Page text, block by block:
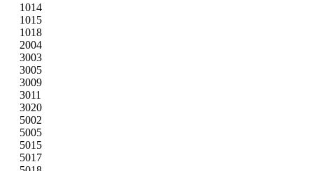
1014
1015
1018
2004
3003
3005
3009
3011
3020
5002
5005
5015
5017